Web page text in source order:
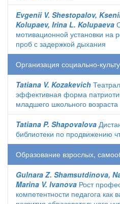
Evgenii V. Shestopalov,
Kolupaev, Irina L. Kolupaeva
мотивационной установки на
проб с задержкой дыхания
Организация социально-
Tatiana V. Kozakevich
эффективная форма
младшего школьного возраста
Tatiana P. Shapovalova
библиотеки по продвижению
Образование взрослых,
Gulnara Z. Shamsutdinova,
Marina V. Ivanova Рост
компетентности педагога как